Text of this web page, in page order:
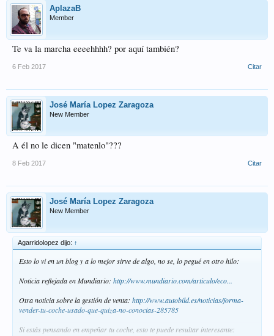
AplazaB
Member
Te va la marcha eeeehhhh? por aquí también?
6 Feb 2017 Citar
José María Lopez Zaragoza
New Member
A él no le dicen "matenlo"???
8 Feb 2017 Citar
José María Lopez Zaragoza
New Member
Agarridolopez dijo: ↑
Esto lo vi en un blog y a lo mejor sirve de algo, no se, lo pegué en otro hilo:
Noticia reflejada en Mundiario: http://www.mundiario.com/articulo/eco...
Otra noticia sobre la gestión de venta: http://www.autobild.es/noticias/forma-
vender-tu-coche-usado-que-quiza-no-conocias-285785
Si estás pensando en empeñar tu coche, esto te puede resultar interesante: